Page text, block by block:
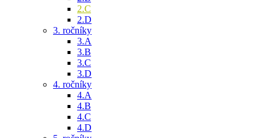
2.C
2.D
3. ročníky
3.A
3.B
3.C
3.D
4. ročníky
4.A
4.B
4.C
4.D